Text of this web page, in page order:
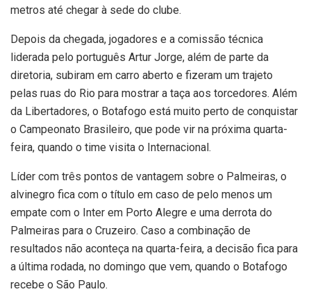
metros até chegar à sede do clube.
Depois da chegada, jogadores e a comissão técnica
liderada pelo português Artur Jorge, além de parte da
diretoria, subiram em carro aberto e fizeram um trajeto
pelas ruas do Rio para mostrar a taça aos torcedores. Além
da Libertadores, o Botafogo está muito perto de conquistar
o Campeonato Brasileiro, que pode vir na próxima quarta-
feira, quando o time visita o Internacional.
Líder com três pontos de vantagem sobre o Palmeiras, o
alvinegro fica com o título em caso de pelo menos um
empate com o Inter em Porto Alegre e uma derrota do
Palmeiras para o Cruzeiro. Caso a combinação de
resultados não aconteça na quarta-feira, a decisão fica para
a última rodada, no domingo que vem, quando o Botafogo
recebe o São Paulo.